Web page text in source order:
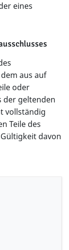
eines
aus auf
oder
der geltenden
vollständig
Teile des
davon